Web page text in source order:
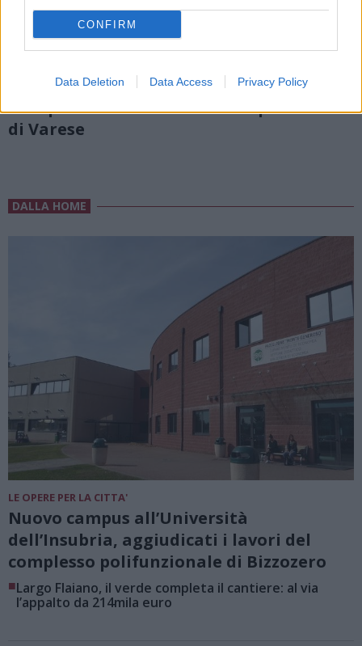
CONFIRM
Data Deletion Data Access Privacy Policy
I cinque nuovi sacerdoti della provincia
di Varese
DALLA HOME
LE OPERE PER LA CITTA'
Nuovo campus all’Università
dell’Insubria, aggiudicati i lavori del
complesso polifunzionale di Bizzozero
■Largo Flaiano, il verde completa il cantiere: al via
l’appalto da 214mila euro